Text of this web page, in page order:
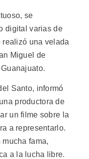
se
digital varias de
realizó una velada
Miguel de
Santo, informó
productora de
un filme sobre la
a representarlo.
fama,
a la lucha libre.